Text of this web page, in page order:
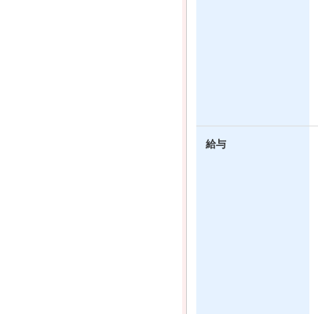
給与